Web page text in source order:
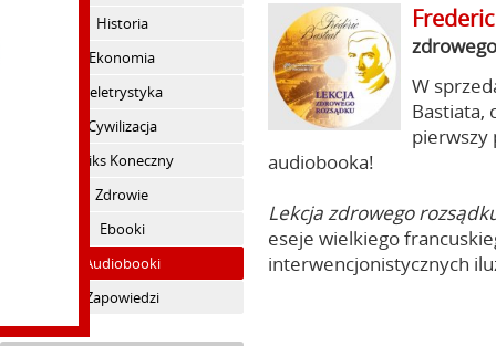
Historia
Ekonomia
Beletrystyka
Cywilizacja
Feliks Koneczny
Zdrowie
Ebooki
Audiobooki
Zapowiedzi
W
Bastiata,
pierwszy
audiobooka!
Lekcja zdrowego
eseje wielkiego
interwencjonistycznych